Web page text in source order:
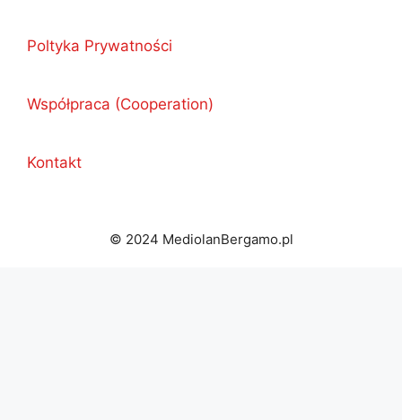
Poltyka Prywatności
Współpraca (Cooperation)
Kontakt
© 2024 MediolanBergamo.pl